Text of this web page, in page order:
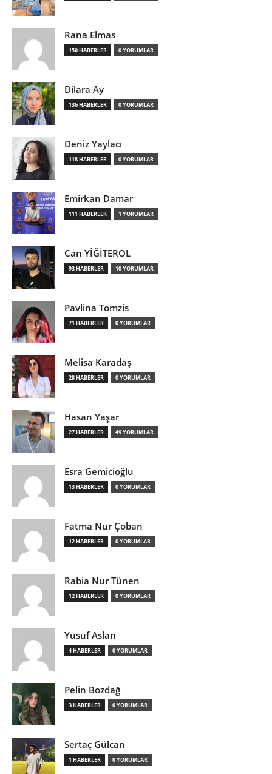
Rana Elmas
150 HABERLER 0 YORUMLAR
Dilara Ay
136 HABERLER 0 YORUMLAR
Deniz Yaylacı
118 HABERLER 0 YORUMLAR
Emirkan Damar
111 HABERLER 1 YORUMLAR
Can YİĞİTEROL
93 HABERLER 10 YORUMLAR
Pavlina Tomzis
71 HABERLER 0 YORUMLAR
Melisa Karadaş
28 HABERLER 0 YORUMLAR
Hasan Yaşar
27 HABERLER 49 YORUMLAR
Esra Gemicioğlu
13 HABERLER 0 YORUMLAR
Fatma Nur Çoban
12 HABERLER 0 YORUMLAR
Rabia Nur Tünen
12 HABERLER 0 YORUMLAR
Yusuf Aslan
4 HABERLER 0 YORUMLAR
Pelin Bozdağ
3 HABERLER 0 YORUMLAR
Sertaç Gülcan
1 HABERLER 0 YORUMLAR